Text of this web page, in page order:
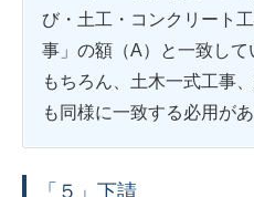
び・土工・コンクリート
事」の額（A）と一致して
もちろん、土木一式工事
も同様に一致する必用があ
「５」下請